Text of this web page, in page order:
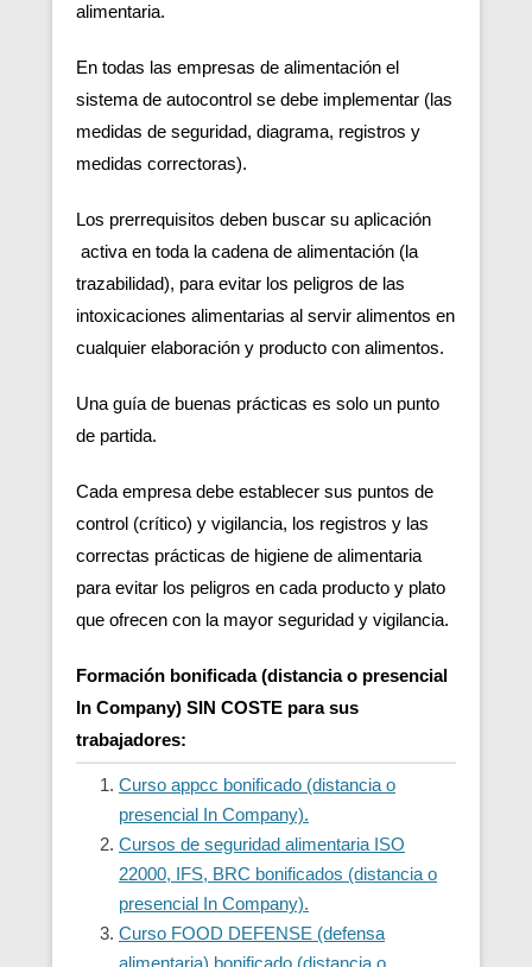
alimentaria.
En todas las empresas de alimentación el
sistema de autocontrol se debe implementar (las
medidas de seguridad, diagrama, registros y
medidas correctoras).
Los prerrequisitos deben buscar su aplicación
activa en toda la cadena de alimentación (la
trazabilidad), para evitar los peligros de las
intoxicaciones alimentarias al servir alimentos en
cualquier elaboración y producto con alimentos.
Una guía de buenas prácticas es solo un punto
de partida.
Cada empresa debe establecer sus puntos de
control (crítico) y vigilancia, los registros y las
correctas prácticas de higiene de alimentaria
para evitar los peligros en cada producto y plato
que ofrecen con la mayor seguridad y vigilancia.
Formación bonificada (distancia o presencial
In Company) SIN COSTE para sus
trabajadores:
Curso appcc bonificado (distancia o
presencial In Company).
Cursos de seguridad alimentaria ISO
22000, IFS, BRC bonificados (distancia o
presencial In Company).
Curso FOOD DEFENSE (defensa